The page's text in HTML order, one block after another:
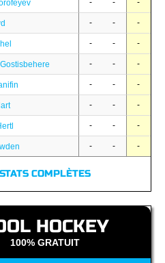
- - -
- - -
- - -
- - -
- - -
- - -
- - -
- - -
STATS COMPLÈTES
HOCKEY
100% GRATUIT